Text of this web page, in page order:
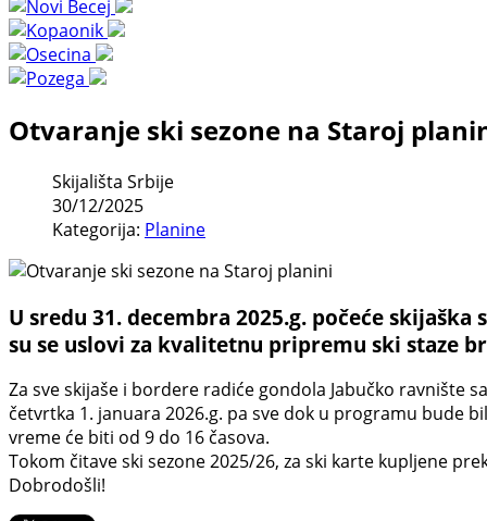
Otvaranje ski sezone na Staroj
Skijališta Srbije
30/12/2025
Kategorija: Planine
U sredu 31. decembra 2025.g. počeće
su se uslovi za kvalitetnu pripremu ski staze
Za sve skijaše i bordere radiće gondola Jabučko ravnište
četvrtka 1. januara 2026.g. pa sve dok u programu bude
vreme će biti od 9 do 16 časova.
Tokom čitave ski sezone 2025/26, za ski karte kupljene
Dobrodošli!